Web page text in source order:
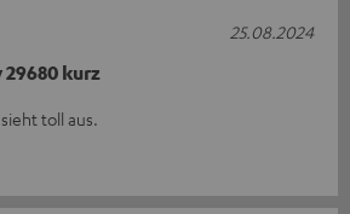
kurz
toll aus.
25.08.2024